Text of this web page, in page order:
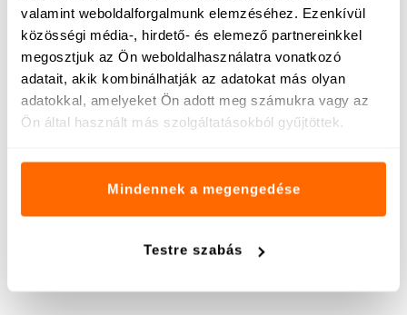
valamint weboldalforgalmunk elemzéséhez. Ezenkívül
közösségi média-, hirdető- és elemező partnereinkkel
megosztjuk az Ön weboldalhasználatra vonatkozó
adatait, akik kombinálhatják az adatokat más olyan
adatokkal, amelyeket Ön adott meg számukra vagy az
Ön által használt más szolgáltatásokból gyűjtöttek.
Mindennek a megengedése
Testre szabás
OUT OF STOCK
Mom Power
8 990Ft